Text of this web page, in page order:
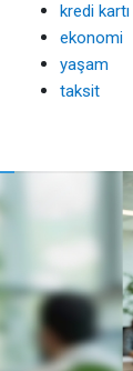
kredi kartı
ekonomi
yaşam
taksit